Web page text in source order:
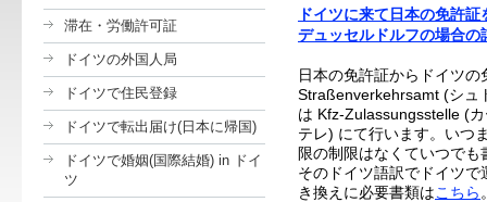
滞在・労働許可証
ドイツの外国人局
ドイツで住民登録
ドイツで転出届け(日本に帰国)
ドイツで婚姻(国際結婚) in ドイ
ツ
ドイツに来て日本の免許
デュッセルドルフの場合の
日本の免許証からドイツ
Straßenverkehrsamt (シュ
は Kfz-Zulassungsstelle (
テレ) にて行います。いつ
限の制限はなくていつで
そのドイツ語訳でドイツ
き換えに必要書類はこちら